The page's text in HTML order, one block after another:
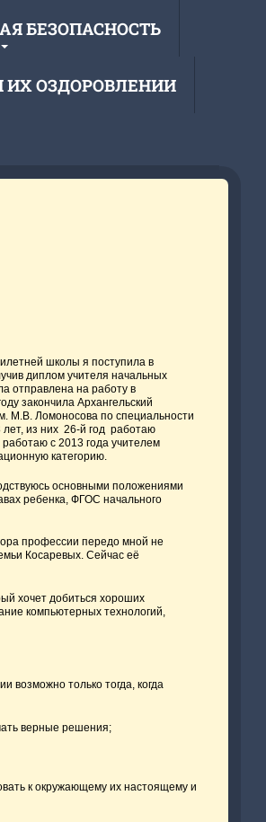
БЕЗОПАСНОСТЬ
ИХ ОЗДОРОВЛЕНИИ
школы я поступила в
диплом учителя начальных
отправлена на работу в
закончила Архангельский
М.В. Ломоносова по специальности
из них 26-й год работаю
с 2013 года учителем
категорию.
основными положениями
ребенка, ФГОС начального
профессии передо мной не
Косаревых. Сейчас её
хочет добиться хороших
компьютерных технологий,
возможно только тогда, когда
верные решения;
к окружающему их настоящему и